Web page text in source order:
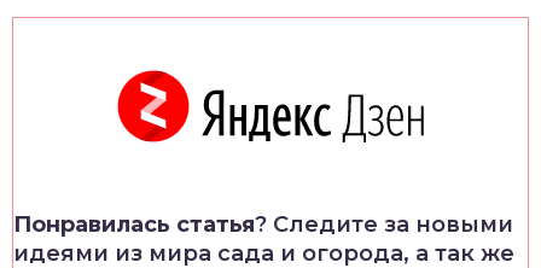
Понравилась статья? Следите за новыми
идеями из мира сада и огорода, а так же